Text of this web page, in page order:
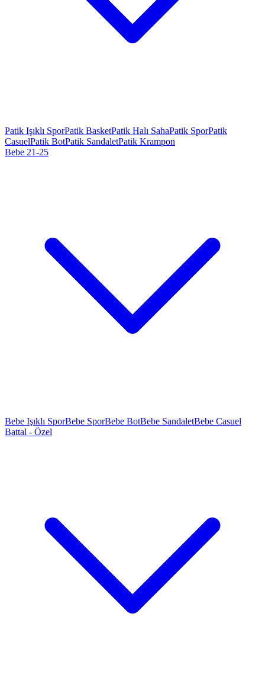
Patik Işıklı SporPatik BasketPatik Halı SahaPatik SporPatik
CasuelPatik BotPatik SandaletPatik Krampon
Bebe 21-25
Bebe Işıklı SporBebe SporBebe BotBebe SandaletBebe Casuel
Battal - Özel